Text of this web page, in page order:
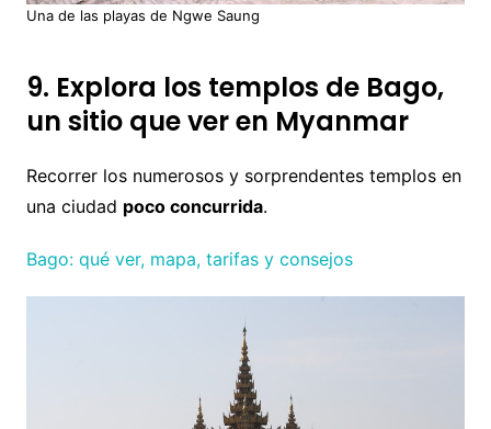
Una de las playas de Ngwe Saung
9. Explora los templos de Bago,
un sitio que ver en Myanmar
Recorrer los numerosos y sorprendentes templos en
una ciudad poco concurrida.
Bago: qué ver, mapa, tarifas y consejos